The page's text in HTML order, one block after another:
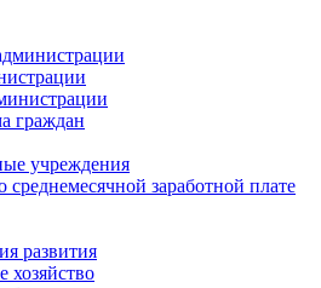
граждан
учреждения
заработной плате
развития
хозяйство